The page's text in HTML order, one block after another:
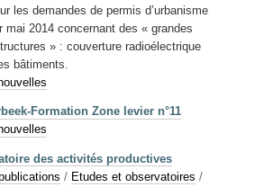
les demandes de permis d’urbanisme
mai 2014 concernant des « grandes
» : couverture radioélectrique
bâtiments.
Formation Zone levier n°11
des activités productives
/ Etudes et observatoires /